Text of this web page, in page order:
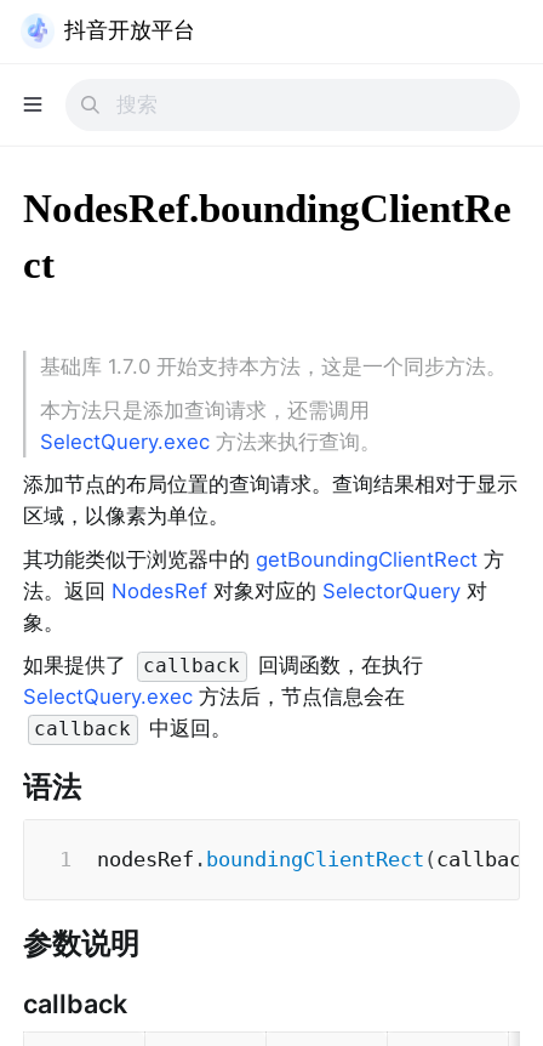
抖音开放平台
NodesRef.boundingClientRe
ct
基础库 1.7.0 开始支持本方法，这是一个同步方法。
SelectQuery.exec 方法来执行查询。
添加节点的布局位置的查询请求。查询结果相对于显示
区域，以像素为单位。
其功能类似于浏览器中的 getBoundingClientRect 方
法。返回 NodesRef 对象对应的 SelectorQuery 对
象。
如果提供了
callback
回调函数，在执行
SelectQuery.exec
callback 中返回。
语法
nodesRef . boundingClientRect ( callback
参数说明
callback